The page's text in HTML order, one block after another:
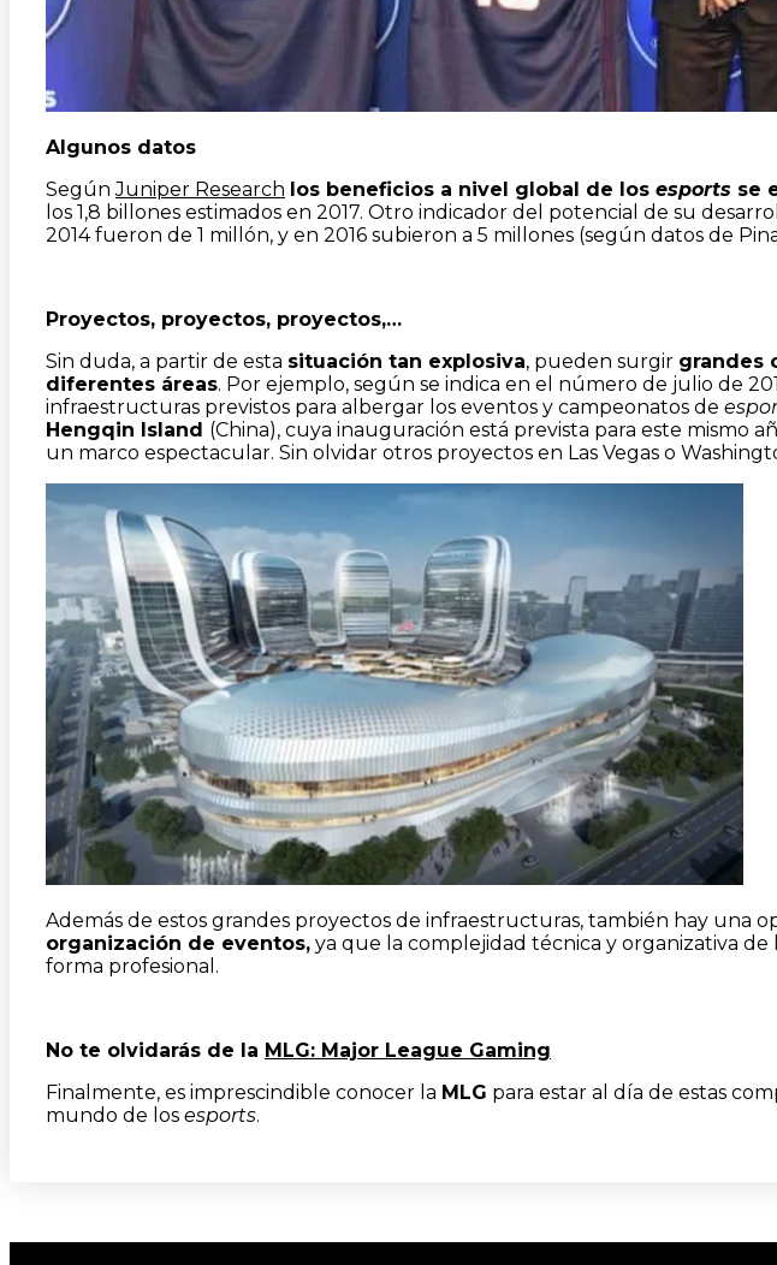
Algunos datos
SegúnJuniper Research los beneficios a nivel global de los esports se
los 1,8 billones estimados en 2017. Otro indicador del potencial de su
2014 fueron de 1 millón, y en 2016 subieron a 5 millones (según datos de
Proyectos, proyectos, proyectos,…
Sin duda, a partir de esta situación tan explosiva, pueden surgir grandes
diferentes áreas. Por ejemplo, según se indica en el número de julio de
infraestructuras previstos para albergar los eventos y campeonatos de
Hengqin Island (China), cuya inauguración está prevista para este mismo
un marco espectacular. Sin olvidar otros proyectos en Las Vegas o
Además de estos grandes proyectos de infraestructuras, también hay una
organización de eventos, ya que la complejidad técnica y organizativa de
forma profesional.
No te olvidarás de la MLG: Major League Gaming
Finalmente, es imprescindible conocer la MLG para estar al día de estas
mundo de los esports.